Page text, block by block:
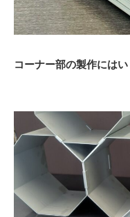
コーナー部の製作には